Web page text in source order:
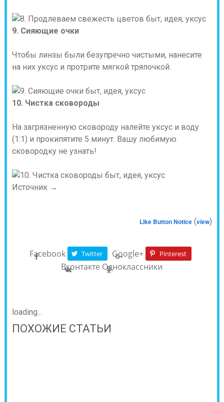
9. Сияющие очки
Чтобы линзы были безупречно чистыми, нанесите
на них уксус и протрите мягкой тряпочкой.
10. Чистка сковороды
На загрязненную сковороду налейте уксус и воду
(1:1) и прокипятите 5 минут. Вашу любимую
сковородку не узнать!
Источник →
Like Button Notice (view)
Facebook Twitter Google+ Pinterest
Вконтакте Одноклассники
loading...
ПОХОЖИЕ СТАТЬИ